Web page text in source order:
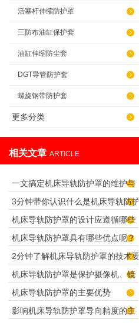
活塞杆伸缩防护罩
三防布油缸保护套
油缸伸缩防尘套
DGT导管防护套
螺旋钢带防护套
更多分类
相关文章 ARTICLE
一文搞定机床导轨防护罩的维护与
保养要点
3分钟带你认识什么是机床导轨防护
罩
机床导轨防护罩的设计应遵循哪些
理念呢？
机床导轨防护罩具有哪些优点呢？
2分钟了解机床导轨防护罩的技术要
求
机床导轨防护罩是保护摄像机、镜
头正常工作的防护罩
机床导轨防护罩的主要优势
影响机床导轨防护罩导向精度的主